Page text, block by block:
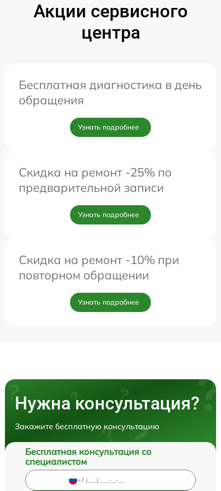
Акции сервисного
центра
Бесплатная диагностика в день
обращения
Узнать подробнее
Скидка на ремонт -25% по
предварительной записи
Узнать подробнее
Скидка на ремонт -10% при
повторном обращении
Узнать подробнее
Нужна консультация?
Закажите бесплатную консультацию
Бесплатная консультация со
специалистом